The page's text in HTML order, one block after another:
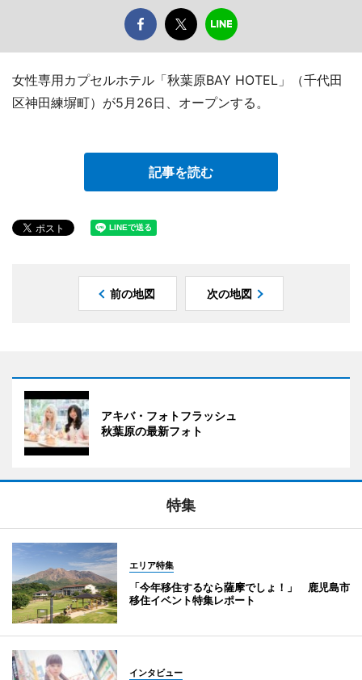
女性専用カプセルホテル「秋葉原BAY HOTEL」（千代田
区神田練塀町）が5月26日、オープンする。
記事を読む
前の地図 次の地図
アキバ・フォトフラッシュ
秋葉原の最新フォト
特集
エリア特集
「今年移住するなら薩摩でしょ！」 鹿児島市
移住イベント特集レポート
インタビュー